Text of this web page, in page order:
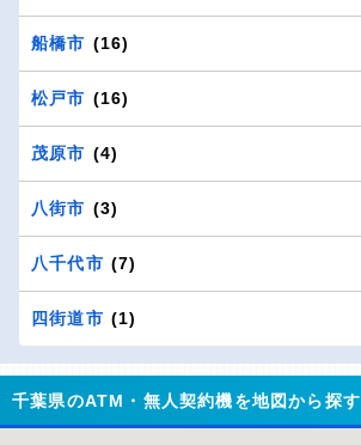
船橋市 (16)
松戸市 (16)
茂原市 (4)
八街市 (3)
八千代市 (7)
四街道市 (1)
千葉県のATM・無人契約機を地図から探す